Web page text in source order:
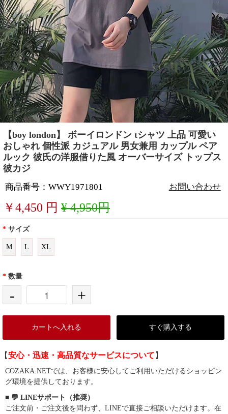
【boy london】 ボーイロンドン tシャツ 上品 可愛い
おしゃれ 個性派 カジュアル 男女兼用 カップル ペア
ルック 彼氏の洋服借りた風 オーバーサイズ トップス
彼カジ
商品番号：WWY1971801 お問い合わせ
￥4,450 円 ¥ 4,950円
* サイズ
M L XL
* 数量
- +
カートへ入れる すぐ購入する
【安心・迅速・高品質なサービスについて 】
COZAKA.NETでは、お客様に安心してご利用いただけるショッピン
グ環境を提供しております。
■ 💬 LINEサポート（推奨）
ご注文前・ご注文後を問わず、LINEで直接ご相談いただけます。在